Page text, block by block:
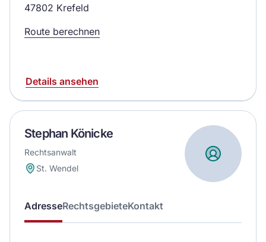
47802 Krefeld
Route berechnen
Details ansehen
Stephan Könicke
Rechtsanwalt
St. Wendel
AdresseRechtsgebieteKontakt